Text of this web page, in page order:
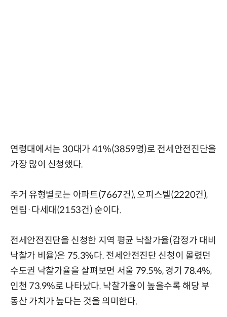
연령대에서는 30대가 41%(3859명)로 전세안전진단을
가장 많이 신청했다.
주거 유형별로는 아파트(7667건), 오피스텔(2220건),
연립·다세대(2153건) 순이다.
전세안전진단을 신청한 지역 평균 낙찰가율(감정가 대비
낙찰가 비율)은 75.3%다. 전세안전진단 신청이 몰렸던
수도권 낙찰가율을 살펴보면 서울 79.5%, 경기 78.4%,
인천 73.9%로 나타났다. 낙찰가율이 높을수록 해당 부
동산 가치가 높다는 것을 의미한다.